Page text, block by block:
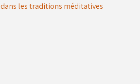
dans les traditions méditatives